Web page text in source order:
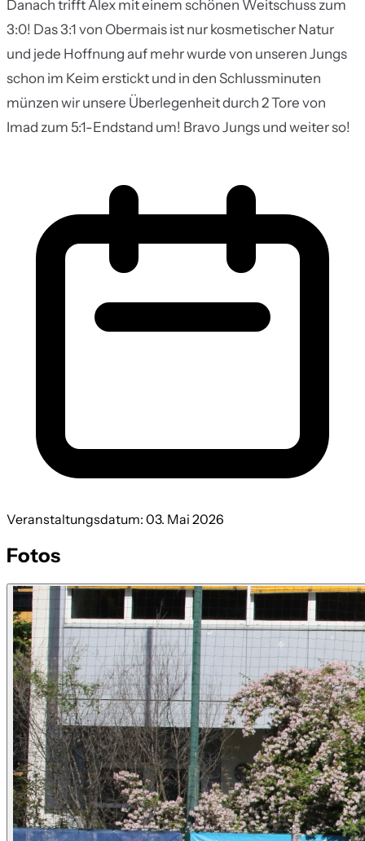
Danach trifft Alex mit einem schönen Weitschuss zum
3:0! Das 3:1 von Obermais ist nur kosmetischer Natur
und jede Hoffnung auf mehr wurde von unseren Jungs
schon im Keim erstickt und in den Schlussminuten
münzen wir unsere Überlegenheit durch 2 Tore von
Imad zum 5:1-Endstand um! Bravo Jungs und weiter so!
Veranstaltungsdatum: 03. Mai 2026
Fotos